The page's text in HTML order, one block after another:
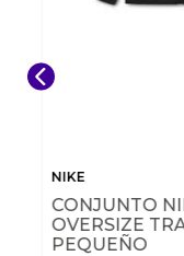
NIKE
CONJUNTO
OVERSIZE
PEQUEÑO